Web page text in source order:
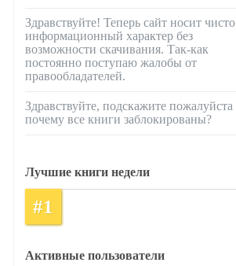
Здравствуйте! Теперь сайт носит чисто
информационный характер без
возможности скачивания. Так-как
постоянно поступаю жалобы от
правообладателей.
Здравствуйте, подскажите пожалуйста
почему все книги заблокированы?
Лучшие книги недели
#1
Активные пользователи